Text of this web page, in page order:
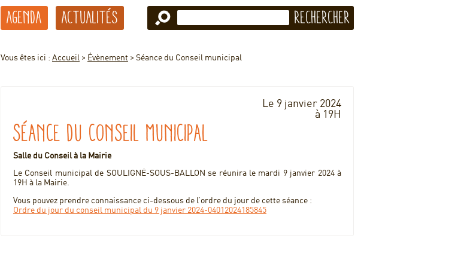
Agenda Actualités
Vous êtes ici : Accueil > Évènement > Séance du Conseil municipal
Le 9 janvier 2024
à 19H
Séance du Conseil municipal
Salle du Conseil à la Mairie
Le Conseil municipal de SOULIGNÉ-SOUS-BALLON se réunira le mardi 9 janvier 2024 à
19H à la Mairie.
Vous pouvez prendre connaissance ci-dessous de l’ordre du jour de cette séance :
Ordre du jour du conseil municipal du 9 janvier 2024-04012024185845